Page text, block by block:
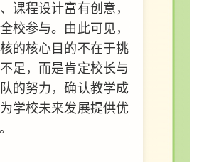
课程设计富有创意，
校参与。由此可见，
的核心目的不在于挑
足，而是肯定校长与
的努力，确认教学成
学校未来发展提供优